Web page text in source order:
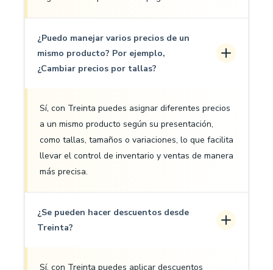
¿Puedo manejar varios precios de un
mismo producto? Por ejemplo,
¿Cambiar precios por tallas?
Sí, con Treinta puedes asignar diferentes precios
a un mismo producto según su presentación,
como tallas, tamaños o variaciones, lo que facilita
llevar el control de inventario y ventas de manera
más precisa.
¿Se pueden hacer descuentos desde
Treinta?
Sí, con Treinta puedes aplicar descuentos